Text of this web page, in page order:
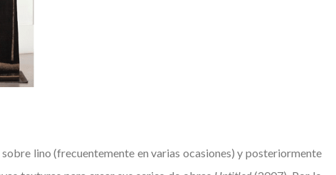
lino (frecuentemente en varias ocasiones) y posteriormente